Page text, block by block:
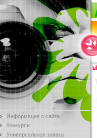
Информация о сайте
Конкурсы
Универсальная заявка